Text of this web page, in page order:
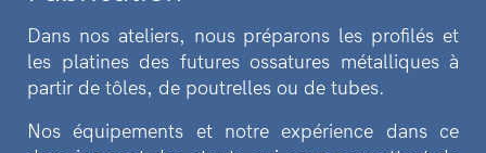
Dans nos ateliers, nous préparons les profilés et
les platines des futures ossatures métalliques à
partir de tôles, de poutrelles ou de tubes.
Nos équipements et notre expérience dans ce